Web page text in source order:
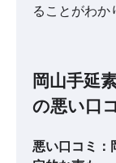
ることがわか
岡山手延
の悪い口
悪い口コミ：